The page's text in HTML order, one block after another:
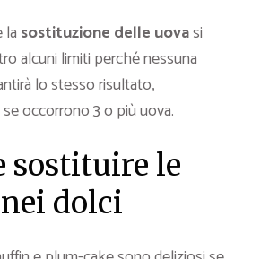
la sostituzione delle uovasi
alcuni limiti perché nessuna
lo stesso risultato,
occorrono 3 o più uova.
sostituire le
dolci